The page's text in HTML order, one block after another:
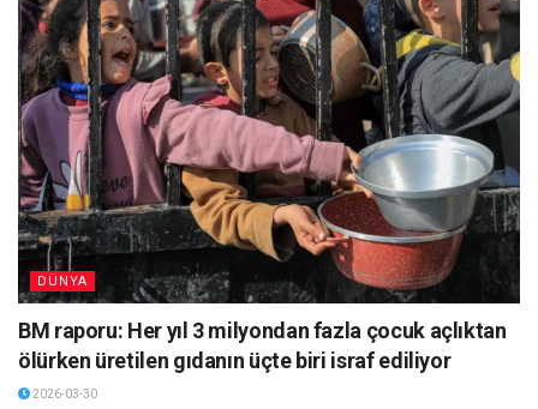
DÜNYA
BM raporu: Her yıl 3 milyondan fazla çocuk açlıktan
ölürken üretilen gıdanın üçte biri israf ediliyor
2026-03-30